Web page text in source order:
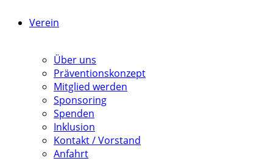
Verein
Über uns
Präventionskonzept
Mitglied werden
Sponsoring
Spenden
Inklusion
Kontakt / Vorstand
Anfahrt